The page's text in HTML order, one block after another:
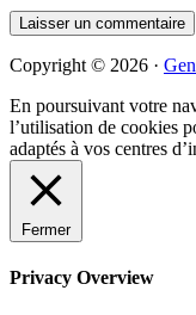
Primary
Sidebar
Copyright © 2026 ·
En poursuivant votre
l’utilisation de cookies
adaptés à vos centres
Fermer
Privacy Overview